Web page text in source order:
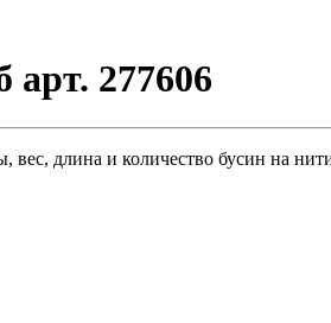
277606
длина и количество бусин на